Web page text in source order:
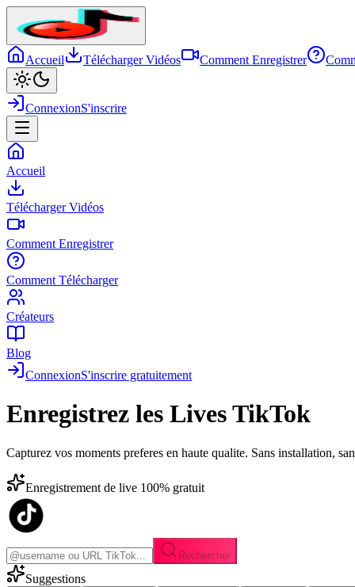
Accueil Télécharger Vidéos Comment Enregistrer
ConnexionS'inscrire
Accueil
Télécharger Vidéos
Comment Enregistrer
Comment Télécharger
Créateurs
Blog
ConnexionS'inscrire gratuitement
Enregistrez les Lives TikTok
Capturez vos moments preferes en haute qualite. Sans installation,
Enregistrement de live 100% gratuit
Rechercher
Suggestions